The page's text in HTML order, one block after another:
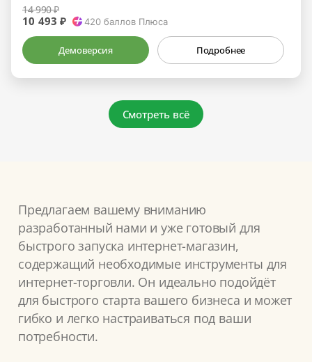
14 990 ₽
10 493 ₽ 420баллов Плюса
Демоверсия Подробнее
Смотреть всё
Предлагаем вашему вниманию
разработанный нами и уже готовый для
быстрого запуска интернет-магазин,
содержащий необходимые инструменты для
интернет-торговли. Он идеально подойдёт
для быстрого старта вашего бизнеса и может
гибко и легко настраиваться под ваши
потребности.